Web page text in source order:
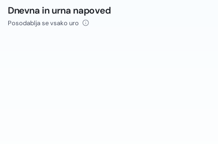
Dnevna in urna napoved
Posodablja se vsako uro